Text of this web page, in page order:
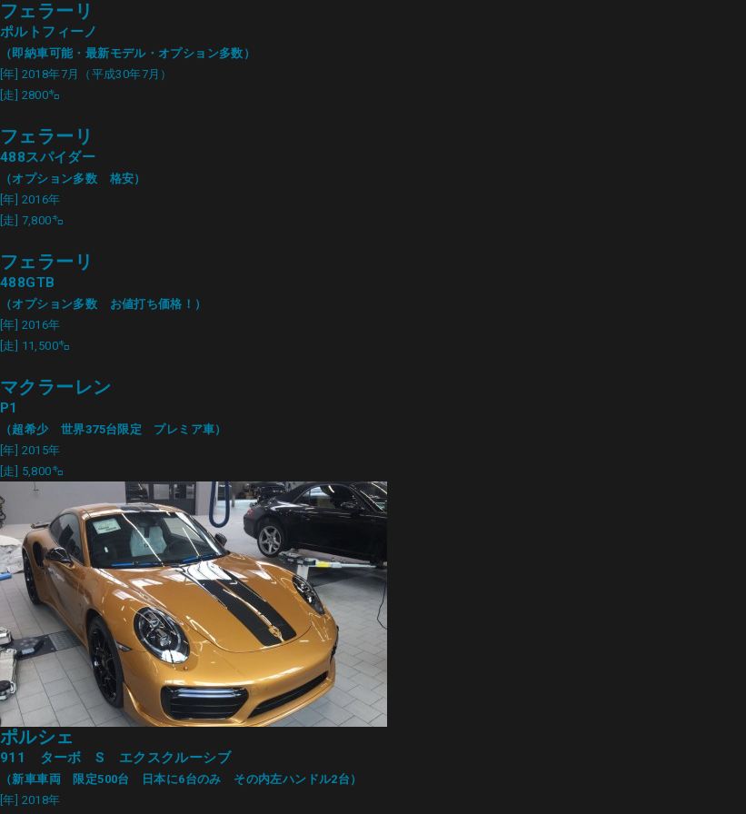
フェラーリ
ポルトフィーノ
（即納車可能・最新モデル・オプション多数）
[年] 2018年7月（平成30年7月）
[走] 2800㌔
フェラーリ
488スパイダー
（オプション多数 格安）
[年] 2016年
[走] 7,800㌔
フェラーリ
488GTB
（オプション多数 お値打ち価格！）
[年] 2016年
[走] 11,500㌔
マクラーレン
P1
（超希少 世界375台限定 プレミア車）
[年] 2015年
[走] 5,800㌔
ポルシェ
911 ターボ S エクスクルーシブ
（新車車両 限定500台 日本に6台のみ その内左ハンドル2台）
[年] 2018年